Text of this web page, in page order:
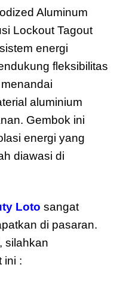
Aluminum
Lockout Tagout
energi
fleksibilitas
aluminium
Gembok ini
energi yang
diawasi di
Loto sangat
di pasaran.
silahkan
ini :